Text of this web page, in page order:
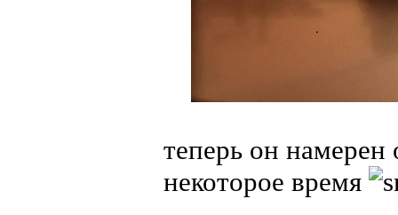
теперь он намерен
некоторое время